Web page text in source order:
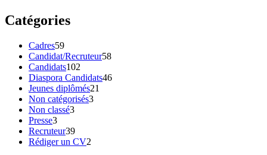
Catégories
Cadres59
Candidat/Recruteur58
Candidats102
Diaspora Candidats46
Jeunes diplômés21
Non catégorisés3
Non classé3
Presse3
Recruteur39
Rédiger un CV2